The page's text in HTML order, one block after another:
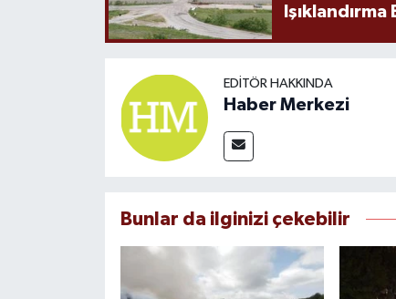
EDITÖR HAKKINDA
Haber Merkezi
Bunlar da ilginizi çekebilir